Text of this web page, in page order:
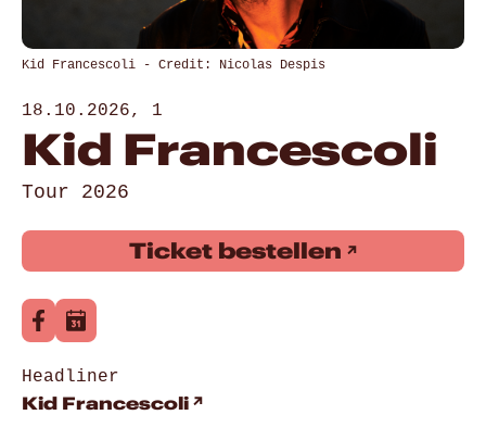
Kid Francescoli - Credit: Nicolas Despis
18.10.2026, 1
Kid Francescoli
Tour 2026
Ticket bestellen
Headliner
Kid Francescoli